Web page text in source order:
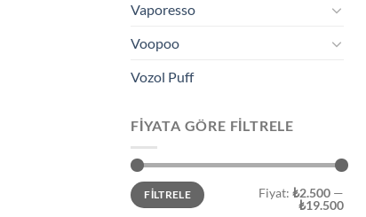
Vaporesso
Voopoo
Vozol Puff
FIYATA GÖRE FILTRELE
En
düşük
fiyat
En
yüksek
fiyat
FILTRELE Fiyat: ₺2.500 —
₺19.500